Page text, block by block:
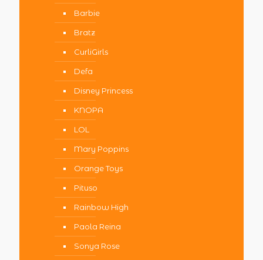
Barbie
Bratz
CurliGirls
Defa
Disney Princess
KNOPA
LOL
Mary Poppins
Orange Toys
Pituso
Rainbow High
Paola Reina
Sonya Rose